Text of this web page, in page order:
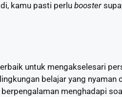
kamu pasti perlu booster
untuk mengakselesari
belajar yang nyaman
menghadapi